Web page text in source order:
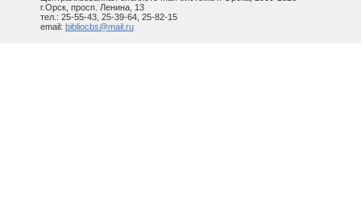
г.Орск, просп. Ленина, 13
тел.: 25-55-43, 25-39-64, 25-82-15
email: bibliocbs@mail.ru